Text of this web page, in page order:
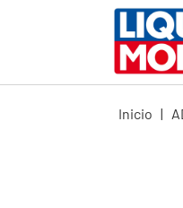
Inicio |